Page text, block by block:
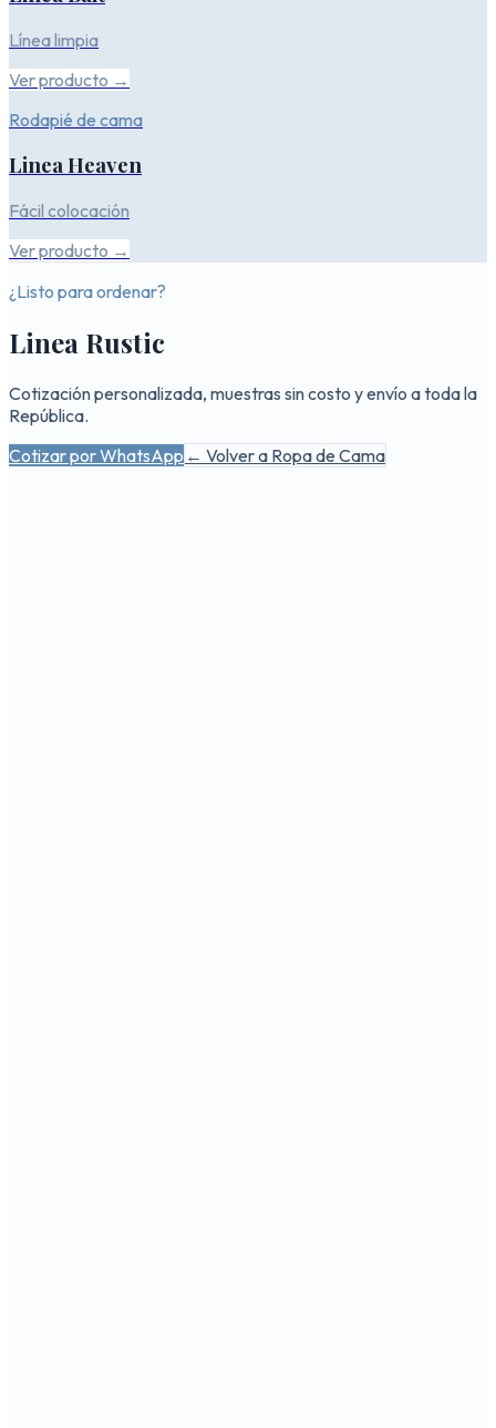
Línea limpia
Ver producto →
Rodapié de cama
Linea Heaven
Fácil colocación
Ver producto →
¿Listo para ordenar?
Linea Rustic
Cotización personalizada, muestras sin costo y envío a toda la
República.
Cotizar por WhatsApp ← Volver a Ropa de Cama